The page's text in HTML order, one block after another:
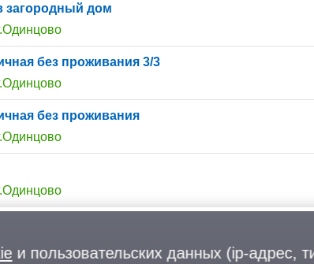
загородный дом
без проживания 3/3
без проживания
и пользовательских данных (ip-адрес,